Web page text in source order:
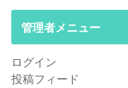
管理者メニュー
ログイン
投稿フィード